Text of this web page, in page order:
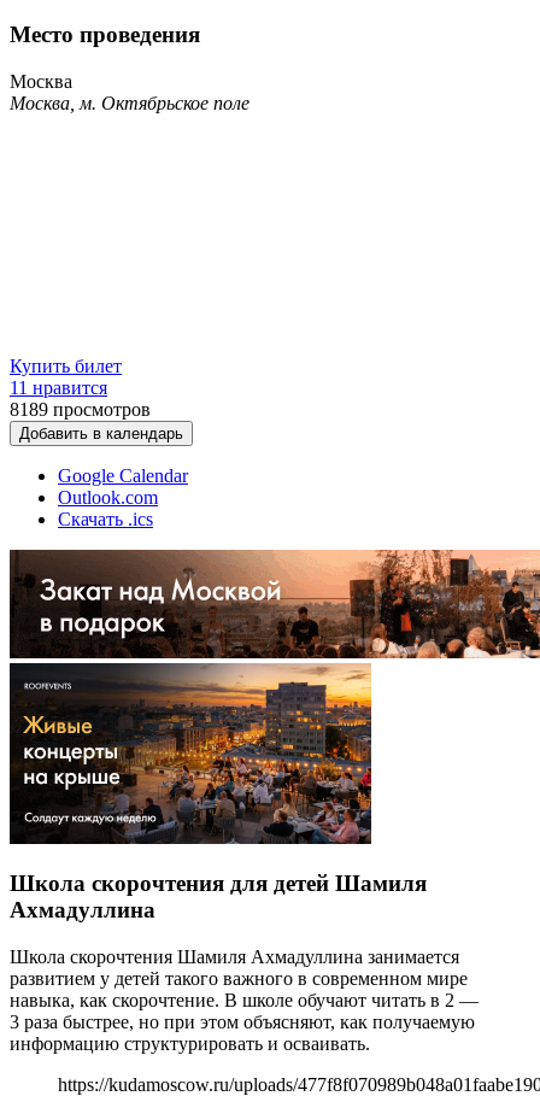
Место проведения
Москва
Москва, м. Октябрьское поле
Купить билет
11 нравится
8189 просмотров
Добавить в календарь
Google Calendar
Outlook.com
Скачать .ics
Школа скорочтения для детей Шамиля
Ахмадуллина
Школа скорочтения Шамиля Ахмадуллина занимается
развитием у детей такого важного в современном мире
навыка, как скорочтение. В школе обучают читать в 2 —
3 раза быстрее, но при этом объясняют, как получаемую
информацию структурировать и осваивать.
https://kudamoscow.ru/uploads/